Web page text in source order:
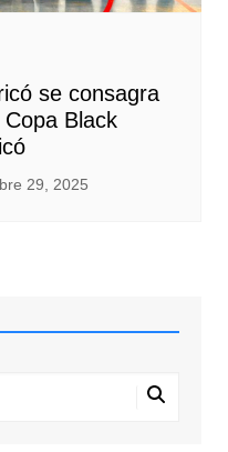
se consagra
Black
29, 2025